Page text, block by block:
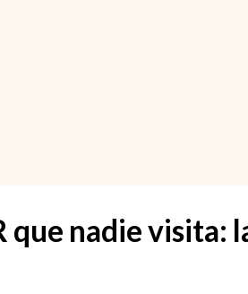
que nadie visita: